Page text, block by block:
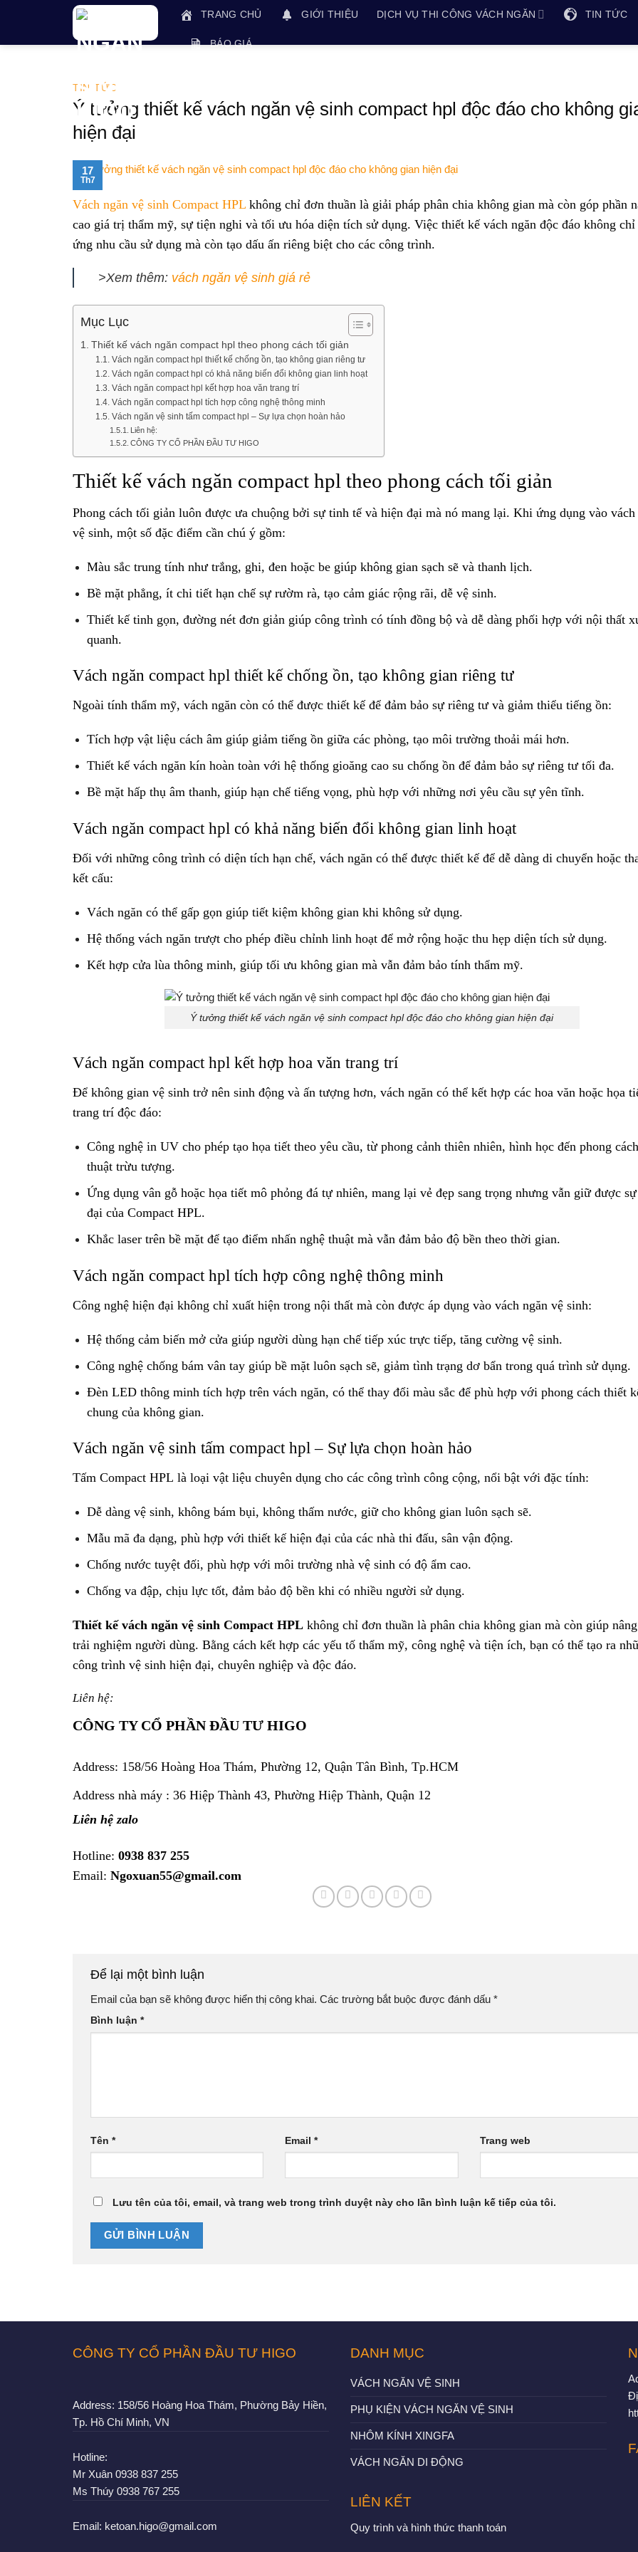
TRANG CHỦ GIỚI THIỆU DỊCH VỤ THI CÔNG VÁCH NGĂN TIN TỨC
BÁO GIÁ
TIN TỨC
Ý tưởng thiết kế vách ngăn vệ sinh compact hpl độc đáo cho không
hiện đại
17
Th7
Vách ngăn vệ sinh Compact HPL không chỉ đơn thuần là giải pháp phân chia không gian mà còn góp phần
cao giá trị thẩm mỹ, sự tiện nghi và tối ưu hóa diện tích sử dụng. Việc thiết kế vách ngăn độc đáo không chỉ
ứng nhu cầu sử dụng mà còn tạo dấu ấn riêng biệt cho các công trình.
>Xem thêm: vách ngăn vệ sinh giá rẻ
Mục Lục
Thiết kế vách ngăn compact hpl theo phong cách tối giản
Vách ngăn compact hpl thiết kế chống ồn, tạo không gian riêng tư
Vách ngăn compact hpl có khả năng biến đổi không gian linh hoạt
Vách ngăn compact hpl kết hợp hoa văn trang trí
Vách ngăn compact hpl tích hợp công nghệ thông minh
Vách ngăn vệ sinh tấm compact hpl – Sự lựa chọn hoàn hảo
Liên hệ:
CÔNG TY CỔ PHẦN ĐẦU TƯ HIGO
Thiết kế vách ngăn compact hpl theo phong cách tối giản
Phong cách tối giản luôn được ưa chuộng bởi sự tinh tế và hiện đại mà nó mang lại. Khi ứng dụng vào vách
vệ sinh, một số đặc điểm cần chú ý gồm:
Màu sắc trung tính như trắng, ghi, đen hoặc be giúp không gian sạch sẽ và thanh lịch.
Bề mặt phẳng, ít chi tiết hạn chế sự rườm rà, tạo cảm giác rộng rãi, dễ vệ sinh.
Thiết kế tinh gọn, đường nét đơn giản giúp công trình có tính đồng bộ và dễ dàng phối hợp với nội thất
quanh.
Vách ngăn compact hpl thiết kế chống ồn, tạo không gian riêng tư
Ngoài tính thẩm mỹ, vách ngăn còn có thể được thiết kế để đảm bảo sự riêng tư và giảm thiểu tiếng ồn:
Tích hợp vật liệu cách âm giúp giảm tiếng ồn giữa các phòng, tạo môi trường thoải mái hơn.
Thiết kế vách ngăn kín hoàn toàn với hệ thống gioăng cao su chống ồn để đảm bảo sự riêng tư tối đa.
Bề mặt hấp thụ âm thanh, giúp hạn chế tiếng vọng, phù hợp với những nơi yêu cầu sự yên tĩnh.
Vách ngăn compact hpl có khả năng biến đổi không gian linh hoạt
Đối với những công trình có diện tích hạn chế, vách ngăn có thể được thiết kế để dễ dàng di chuyển hoặc
kết cấu:
Vách ngăn có thể gấp gọn giúp tiết kiệm không gian khi không sử dụng.
Hệ thống vách ngăn trượt cho phép điều chỉnh linh hoạt để mở rộng hoặc thu hẹp diện tích sử dụng.
Kết hợp cửa lùa thông minh, giúp tối ưu không gian mà vẫn đảm bảo tính thẩm mỹ.
Ý tưởng thiết kế vách ngăn vệ sinh compact hpl độc đáo cho không gian hiện đại
Vách ngăn compact hpl kết hợp hoa văn trang trí
Để không gian vệ sinh trở nên sinh động và ấn tượng hơn, vách ngăn có thể kết hợp các hoa văn hoặc họa
trang trí độc đáo:
Công nghệ in UV cho phép tạo họa tiết theo yêu cầu, từ phong cảnh thiên nhiên, hình học đến phong
thuật trừu tượng.
Ứng dụng vân gỗ hoặc họa tiết mô phỏng đá tự nhiên, mang lại vẻ đẹp sang trọng nhưng vẫn giữ được
đại của Compact HPL.
Khắc laser trên bề mặt để tạo điểm nhấn nghệ thuật mà vẫn đảm bảo độ bền theo thời gian.
Vách ngăn compact hpl tích hợp công nghệ thông minh
Công nghệ hiện đại không chỉ xuất hiện trong nội thất mà còn được áp dụng vào vách ngăn vệ sinh:
Hệ thống cảm biến mở cửa giúp người dùng hạn chế tiếp xúc trực tiếp, tăng cường vệ sinh.
Công nghệ chống bám vân tay giúp bề mặt luôn sạch sẽ, giảm tình trạng dơ bẩn trong quá trình sử dụng.
Đèn LED thông minh tích hợp trên vách ngăn, có thể thay đổi màu sắc để phù hợp với phong cách thiết
chung của không gian.
Vách ngăn vệ sinh tấm compact hpl – Sự lựa chọn hoàn hảo
Tấm Compact HPL là loại vật liệu chuyên dụng cho các công trình công cộng, nổi bật với đặc tính:
Dễ dàng vệ sinh, không bám bụi, không thấm nước, giữ cho không gian luôn sạch sẽ.
Mẫu mã đa dạng, phù hợp với thiết kế hiện đại của các nhà thi đấu, sân vận động.
Chống nước tuyệt đối, phù hợp với môi trường nhà vệ sinh có độ ẩm cao.
Chống va đập, chịu lực tốt, đảm bảo độ bền khi có nhiều người sử dụng.
Thiết kế vách ngăn vệ sinh Compact HPL không chỉ đơn thuần là phân chia không gian mà còn giúp
trải nghiệm người dùng. Bằng cách kết hợp các yếu tố thẩm mỹ, công nghệ và tiện ích, bạn có thể tạo ra
công trình vệ sinh hiện đại, chuyên nghiệp và độc đáo.
Liên hệ:
CÔNG TY CỔ PHẦN ĐẦU TƯ HIGO
Address: 158/56 Hoàng Hoa Thám, Phường 12, Quận Tân Bình, Tp.HCM
Address nhà máy : 36 Hiệp Thành 43, Phường Hiệp Thành, Quận 12
Liên hệ zalo
Hotline: 0938 837 255
Email: Ngoxuan55@gmail.com
Để lại một bình luận
Email của bạn sẽ không được hiển thị công khai. Các trường bắt buộc được đánh dấu *
Bình luận *
Tên * Email* Trang web
Lưu tên của tôi, email, và trang web trong trình duyệt này cho lần bình luận kế tiếp của tôi.
CÔNG TY CỔ PHẦN ĐẦU TƯ HIGO
Address: 158/56 Hoàng Hoa Thám, Phường Bảy Hiền,
Tp. Hồ Chí Minh, VN
Hotline:
Mr Xuân 0938 837 255
Ms Thúy 0938 767 255
Email: ketoan.higo@gmail.com
DANH MỤC
VÁCH NGĂN VỆ SINH
PHỤ KIỆN VÁCH NGĂN VỆ SINH
NHÔM KÍNH XINGFA
VÁCH NGĂN DI ĐỘNG
LIÊN KẾT
Quy trình và hình thức thanh toán